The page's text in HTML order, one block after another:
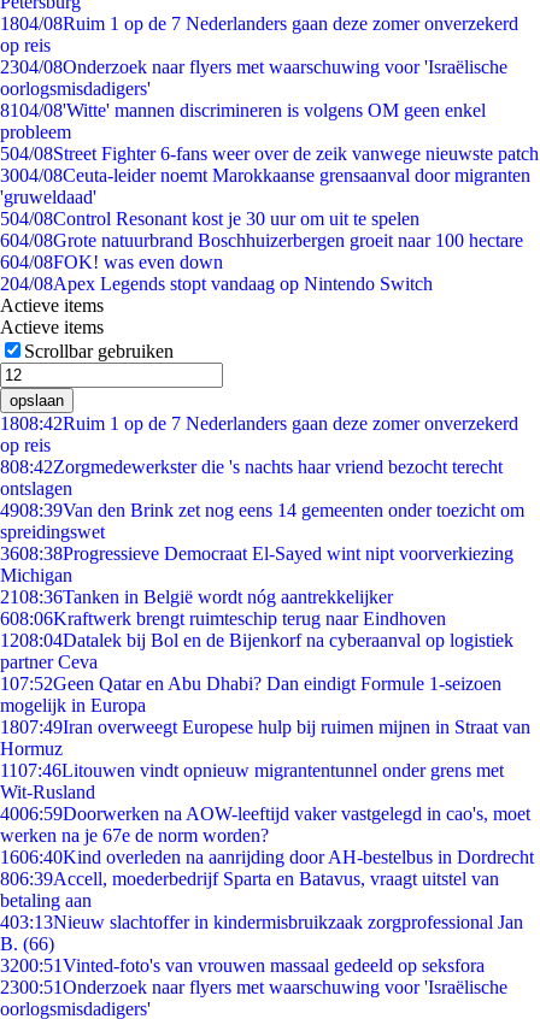
1804/08Ruim 1 op de 7 Nederlanders gaan deze zomer onverzekerd
op reis
2304/08Onderzoek naar flyers met waarschuwing voor 'Israëlische
oorlogsmisdadigers'
8104/08'Witte' mannen discrimineren is volgens OM geen enkel
probleem
504/08Street Fighter 6-fans weer over de zeik vanwege nieuwste patch
3004/08Ceuta-leider noemt Marokkaanse grensaanval door migranten
'gruweldaad'
504/08Control Resonant kost je 30 uur om uit te spelen
604/08Grote natuurbrand Boschhuizerbergen groeit naar 100 hectare
604/08FOK! was even down
204/08Apex Legends stopt vandaag op Nintendo Switch
Actieve items
Actieve items
Scrollbar gebruiken
opslaan
1808:42Ruim 1 op de 7 Nederlanders gaan deze zomer onverzekerd
op reis
808:42Zorgmedewerkster die 's nachts haar vriend bezocht terecht
ontslagen
4908:39Van den Brink zet nog eens 14 gemeenten onder toezicht om
spreidingswet
3608:38Progressieve Democraat El-Sayed wint nipt voorverkiezing
Michigan
2108:36Tanken in België wordt nóg aantrekkelijker
608:06Kraftwerk brengt ruimteschip terug naar Eindhoven
1208:04Datalek bij Bol en de Bijenkorf na cyberaanval op logistiek
partner Ceva
107:52Geen Qatar en Abu Dhabi? Dan eindigt Formule 1-seizoen
mogelijk in Europa
1807:49Iran overweegt Europese hulp bij ruimen mijnen in Straat van
Hormuz
1107:46Litouwen vindt opnieuw migrantentunnel onder grens met
Wit-Rusland
4006:59Doorwerken na AOW-leeftijd vaker vastgelegd in cao's, moet
werken na je 67e de norm worden?
1606:40Kind overleden na aanrijding door AH-bestelbus in Dordrecht
806:39Accell, moederbedrijf Sparta en Batavus, vraagt uitstel van
betaling aan
403:13Nieuw slachtoffer in kindermisbruikzaak zorgprofessional Jan
B. (66)
3200:51Vinted-foto's van vrouwen massaal gedeeld op seksfora
2300:51Onderzoek naar flyers met waarschuwing voor 'Israëlische
oorlogsmisdadigers'